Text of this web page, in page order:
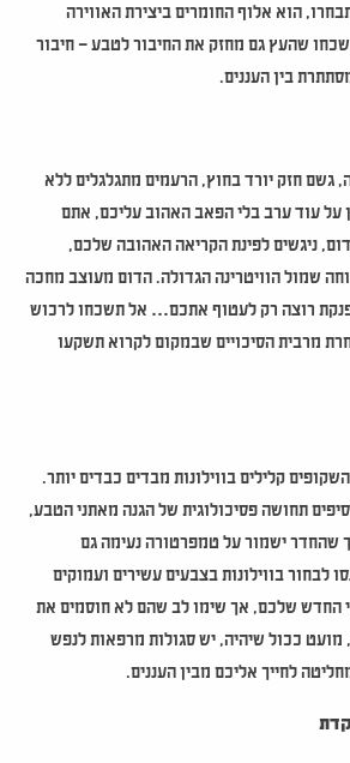
הוא אלוף החומרים ביצירת האווירה
שהעץ גם מחזק את החיבור לטבע – חיבור
בין העננים.
גשם חזק יורד בחוץ, הרעמים מתגלגלים ללא
עוד ערב בלי הפאב האהוב עליכם, אתם
ניגשים לפינת הקריאה האהובה שלכם,
שמול הוויטרינה הגדולה. הדום מעוצב מחכה
רוצה רק לעטוף אתכם… אל תשכחו לרכוש
מרבית הסיכויים שבמקום לקרוא תשקעו
קלילים בווילונות מבדים כבדים יותר.
תחושה פסיכולוגית של הגנה מאתני הטבע,
שהחדר ישמור על טמפרטורה נעימה גם
לבחור בווילונות בצבעים עשירים ועמוקים
החדש שלכם, אך שימו לב שהם לא חוסמים את
מועט ככול שיהיה, יש סגולות מרפאות לנפש
לחייך אליכם מבין העננים.